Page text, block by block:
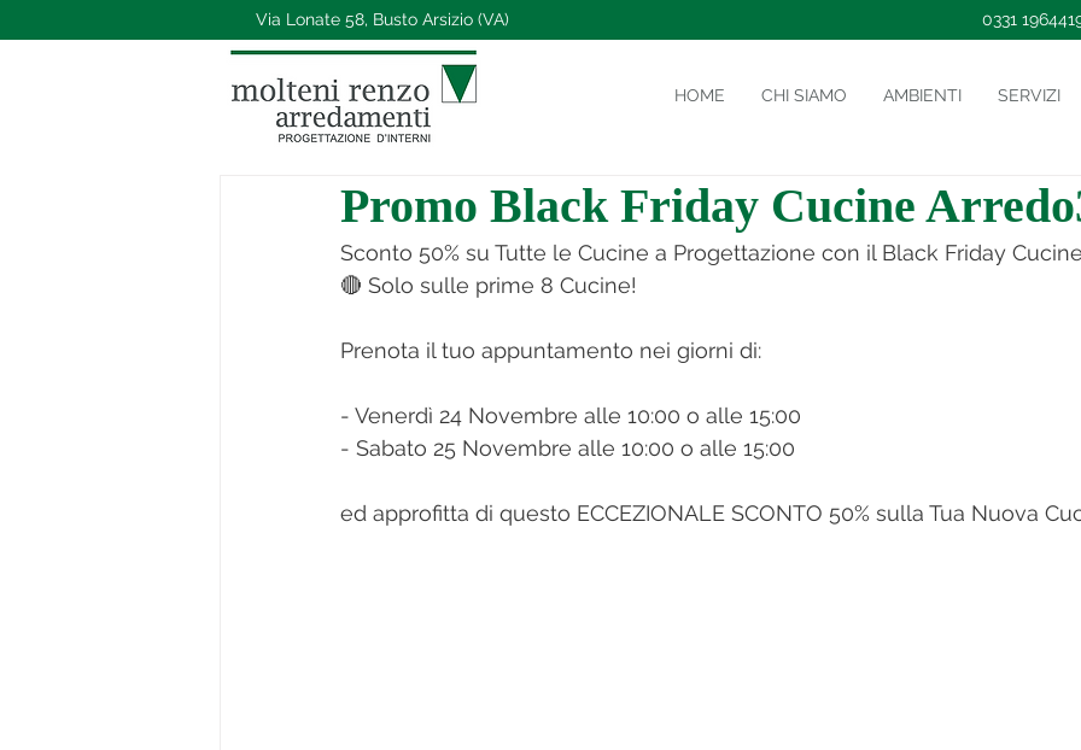
Via Lonate 58, Busto Arsizio (VA) 0331
HOME CHI SIAMO AMBIENTI SERVIZI
Promo Black Friday Cucine
Sconto 50% su Tutte le Cucine a Progettazione con il Black Friday
🔴 Solo sulle prime 8 Cucine!
Prenota il tuo appuntamento nei giorni di:
- Venerdì 24 Novembre alle 10:00 o alle 15:00
- Sabato 25 Novembre alle 10:00 o alle 15:00
ed approfitta di questo ECCEZIONALE SCONTO 50% sulla Tua Nuova